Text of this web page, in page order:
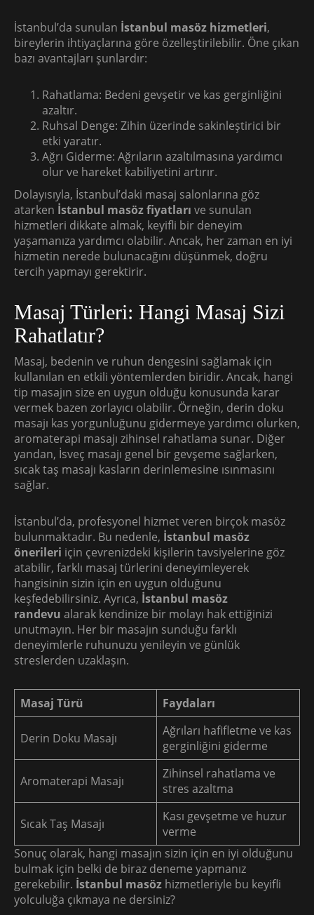
İstanbul’da sunulan İstanbul masöz hizmetleri,
bireylerin ihtiyaçlarına göre özelleştirilebilir. Öne çıkan
bazı avantajları şunlardır:
Rahatlama: Bedeni gevşetir ve kas gerginliğini
azaltır.
Ruhsal Denge: Zihin üzerinde sakinleştirici bir
etki yaratır.
Ağrı Giderme: Ağrıların azaltılmasına yardımcı
olur ve hareket kabiliyetini artırır.
Dolayısıyla, İstanbul’daki masaj salonlarına göz
atarken İstanbul masöz fiyatları ve sunulan
hizmetleri dikkate almak, keyifli bir deneyim
yaşamanıza yardımcı olabilir. Ancak, her zaman en iyi
hizmetin nerede bulunacağını düşünmek, doğru
tercih yapmayı gerektirir.
Masaj Türleri: Hangi Masaj Sizi
Rahatlatır?
Masaj, bedenin ve ruhun dengesini sağlamak için
kullanılan en etkili yöntemlerden biridir. Ancak, hangi
tip masajın size en uygun olduğu konusunda karar
vermek bazen zorlayıcı olabilir. Örneğin, derin doku
masajı kas yorgunluğunu gidermeye yardımcı olurken,
aromaterapi masajı zihinsel rahatlama sunar. Diğer
yandan, İsveç masajı genel bir gevşeme sağlarken,
sıcak taş masajı kasların derinlemesine ısınmasını
sağlar.
İstanbul’da, profesyonel hizmet veren birçok masöz
bulunmaktadır. Bu nedenle, İstanbul masöz
önerileri için çevrenizdeki kişilerin tavsiyelerine göz
atabilir, farklı masaj türlerini deneyimleyerek
hangisinin sizin için en uygun olduğunu
keşfedebilirsiniz. Ayrıca, İstanbul masöz
randevu alarak kendinize bir molayı hak ettiğinizi
unutmayın. Her bir masajın sunduğu farklı
deneyimlerle ruhunuzu yenileyin ve günlük
streslerden uzaklaşın.
Masaj Türü Faydaları
Derin Doku Masajı
Ağrıları hafifletme ve kas
gerginliğini giderme
Aromaterapi Masajı
Zihinsel rahatlama ve
stres azaltma
Sıcak Taş Masajı
Kası gevşetme ve huzur
verme
Sonuç olarak, hangi masajın sizin için en iyi olduğunu
bulmak için belki de biraz deneme yapmanız
gerekebilir. İstanbul masöz hizmetleriyle bu keyifli
yolculuğa çıkmaya ne dersiniz?